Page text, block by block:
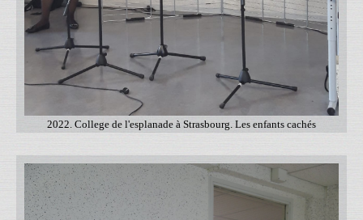
2022. College de l'esplanade à Strasbourg. Les enfants cachés